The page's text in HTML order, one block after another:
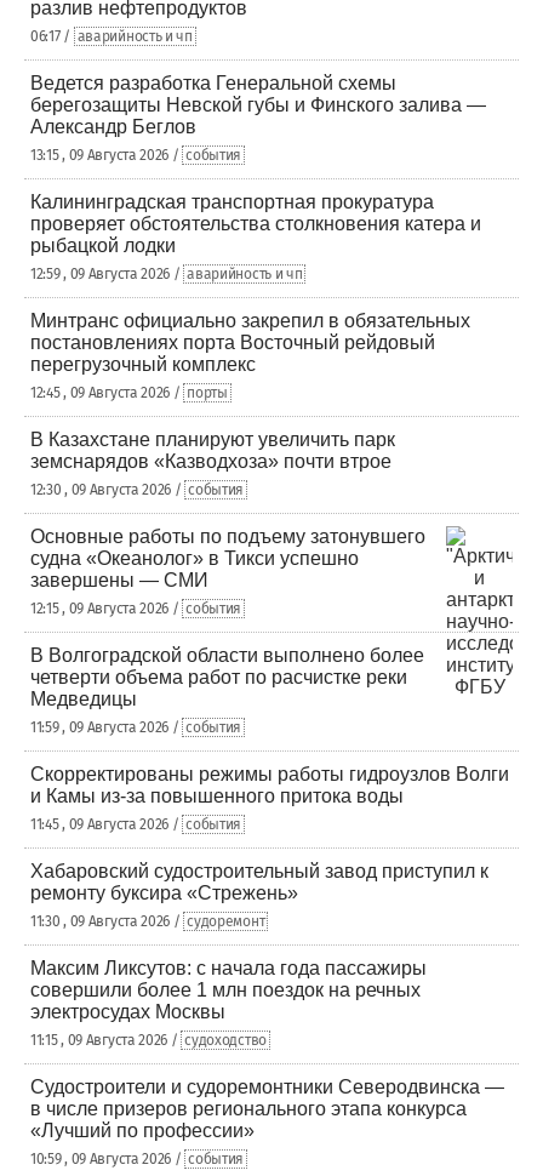
разлив нефтепродуктов
06:17 / аварийность и чп
Ведется разработка Генеральной схемы
берегозащиты Невской губы и Финского залива —
Александр Беглов
13:15 , 09 Августа 2026 / события
Калининградская транспортная прокуратура
проверяет обстоятельства столкновения катера и
рыбацкой лодки
12:59 , 09 Августа 2026 / аварийность и чп
Минтранс официально закрепил в обязательных
постановлениях порта Восточный рейдовый
перегрузочный комплекс
12:45 , 09 Августа 2026 / порты
В Казахстане планируют увеличить парк
земснарядов «Казводхоза» почти втрое
12:30 , 09 Августа 2026 / события
Основные работы по подъему затонувшего
судна «Океанолог» в Тикси успешно
завершены — СМИ
12:15 , 09 Августа 2026 / события
В Волгоградской области выполнено более
четверти объема работ по расчистке реки
Медведицы
11:59 , 09 Августа 2026 / события
Скорректированы режимы работы гидроузлов Волги
и Камы из-за повышенного притока воды
11:45 , 09 Августа 2026 / события
Хабаровский судостроительный завод приступил к
ремонту буксира «Стрежень»
11:30 , 09 Августа 2026 / судоремонт
Максим Ликсутов: с начала года пассажиры
совершили более 1 млн поездок на речных
электросудах Москвы
11:15 , 09 Августа 2026 / судоходство
Судостроители и судоремонтники Северодвинска —
в числе призеров регионального этапа конкурса
«Лучший по профессии»
10:59 , 09 Августа 2026 / события